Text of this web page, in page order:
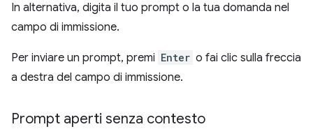
In alternativa, digita il tuo prompt o la tua domanda nel
campo di immissione.
Per inviare un prompt, premi Enter o fai clic sulla freccia
a destra del campo di immissione.
Prompt aperti senza contesto